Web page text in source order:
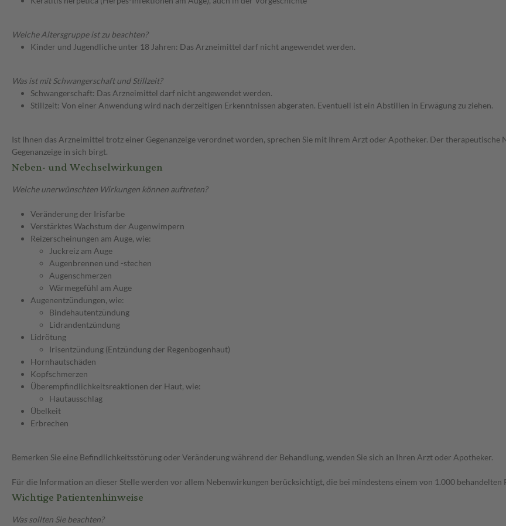
Welche Altersgruppe ist zu beachten?
Kinder und Jugendliche unter 18 Jahren: Das Arzneimittel darf nicht angewendet werden.
Was ist mit Schwangerschaft und Stillzeit?
Schwangerschaft: Das Arzneimittel darf nicht angewendet werden.
Stillzeit: Von einer Anwendung wird nach derzeitigen Erkenntnissen abgeraten. Eventuell ist ein Abstillen in Erwägung zu ziehen.
Ist Ihnen das Arzneimittel trotz einer Gegenanzeige verordnet worden, sprechen Sie mit Ihrem Arzt oder Apotheker. Der therapeutische
Gegenanzeige in sich birgt.
Neben- und Wechselwirkungen
Welche unerwünschten Wirkungen können auftreten?
Veränderung der Irisfarbe
Verstärktes Wachstum der Augenwimpern
Reizerscheinungen am Auge, wie:
Juckreiz am Auge
Augenbrennen und -stechen
Augenschmerzen
Wärmegefühl am Auge
Augenentzündungen, wie:
Bindehautentzündung
Lidrandentzündung
Lidrötung
Irisentzündung (Entzündung der Regenbogenhaut)
Hornhautschäden
Kopfschmerzen
Überempfindlichkeitsreaktionen der Haut, wie:
Hautausschlag
Übelkeit
Erbrechen
Bemerken Sie eine Befindlichkeitsstörung oder Veränderung während der Behandlung, wenden Sie sich an Ihren Arzt oder Apotheker.
Für die Information an dieser Stelle werden vor allem Nebenwirkungen berücksichtigt, die bei mindestens einem von 1.000 behandelten
Wichtige Patientenhinweise
Was sollten Sie beachten?